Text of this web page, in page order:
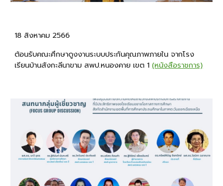
18 สิงหาคม 2566
ต้อนรับคณะศึกษาดูงงานระบบประกันคุณภาพภายใน จากโรง
เรียนบ้านสังกะลีนาขาม สพป.หนองคาย เขต 1(หนังสือราชการ)